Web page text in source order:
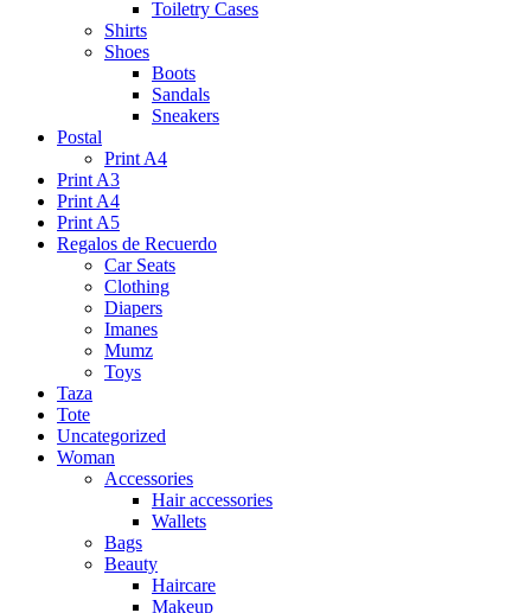
Toiletry Cases
Shirts
Shoes
Boots
Sandals
Sneakers
Postal
Print A4
Print A3
Print A4
Print A5
Regalos de Recuerdo
Car Seats
Clothing
Diapers
Imanes
Mumz
Toys
Taza
Tote
Uncategorized
Woman
Accessories
Hair accessories
Wallets
Bags
Beauty
Haircare
Makeup